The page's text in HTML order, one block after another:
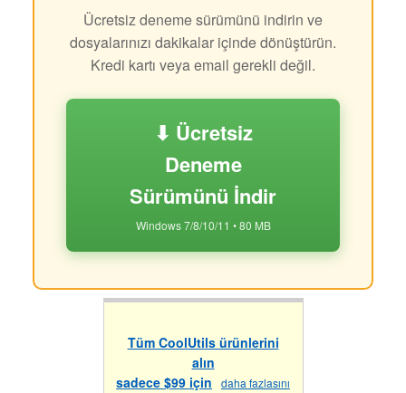
Ücretsiz deneme sürümünü indirin ve
dosyalarınızı dakikalar içinde dönüştürün.
Kredi kartı veya email gerekli değil.
⬇ Ücretsiz
Deneme
Sürümünü İndir
Windows 7/8/10/11 • 80 MB
Tüm CoolUtils ürünlerini
alın
sadece $99 için
daha fazlasını